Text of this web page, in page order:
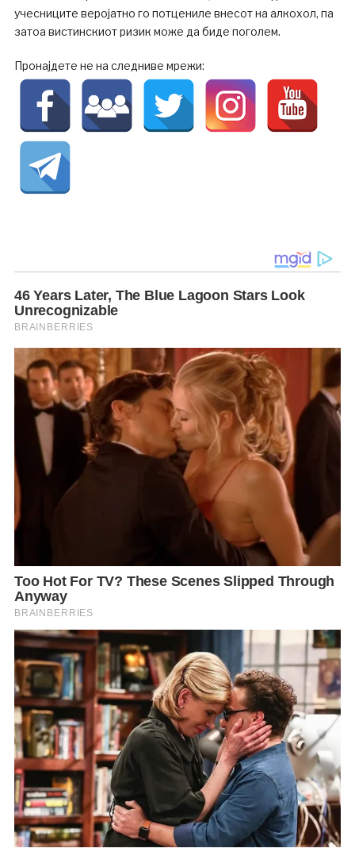
учесниците веројатно го потцениле внесот на алкохол, па
затоа вистинскиот ризик може да биде поголем.
Пронајдете не на следниве мрежи: